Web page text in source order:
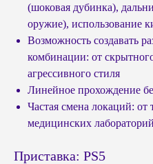
(шоковая дубинка),
оружие), использование
Возможность создавать
комбинации: от
агрессивного стиля
Линейное прохождение
Частая смена локаций:
медицинских лабораторий
Приставка: PS5